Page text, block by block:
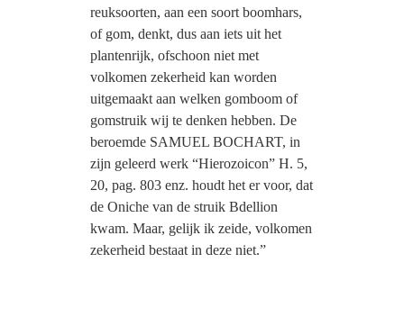
reuksoorten, aan een soort boomhars,
of gom, denkt, dus aan iets uit het
plantenrijk, ofschoon niet met
volkomen zekerheid kan worden
uitgemaakt aan welken gomboom of
gomstruik wij te denken hebben. De
beroemde SAMUEL BOCHART, in
zijn geleerd werk “Hierozoicon” H. 5,
20, pag. 803 enz. houdt het er voor, dat
de Oniche van de struik Bdellion
kwam. Maar, gelijk ik zeide, volkomen
zekerheid bestaat in deze niet.”